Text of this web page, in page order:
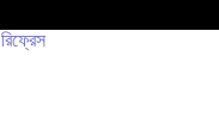
রিফ্রেস